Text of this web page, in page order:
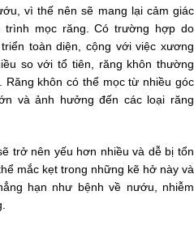
vì thế nên sẽ mang lại cảm giác
mọc răng. Có trường hợp do
toàn diện, cộng với việc xương
so với tổ tiên, răng khôn thường
Răng khôn có thể mọc từ nhiều góc
và ảnh hưởng đến các loại răng
trở nên yếu hơn nhiều và dễ bị tổn
mắc kẹt trong những kẽ hở này và
hạn như bệnh về nướu, nhiễm